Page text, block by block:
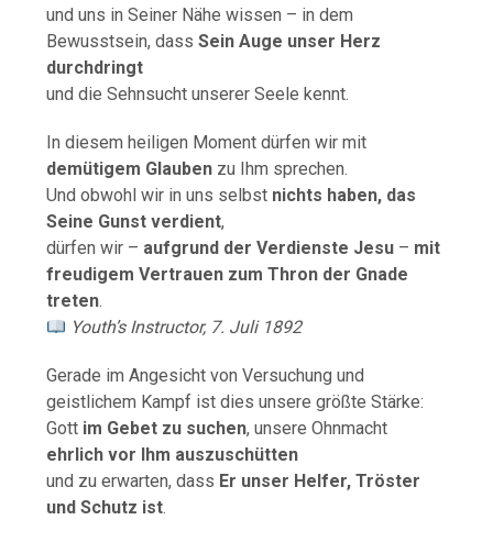
und uns in Seiner Nähe wissen – in dem
Bewusstsein, dassSein Auge unser Herz
durchdringt
und die Sehnsucht unserer Seele kennt.
In diesem heiligen Moment dürfen wir mit
demütigem Glauben zu Ihm sprechen.
Und obwohl wir in uns selbst nichts haben, das
Seine Gunst verdient,
dürfen wir – aufgrund der Verdienste Jesu – mit
freudigem Vertrauen zum Thron der Gnade
treten.
Youth’s Instructor, 7. Juli 1892
Gerade im Angesicht von Versuchung und
geistlichem Kampf ist dies unsere größte Stärke:
Gott im Gebet zu suchen, unsere Ohnmacht
ehrlich vor Ihm auszuschütten
und zu erwarten, dass Er unser Helfer, Tröster
und Schutz ist.